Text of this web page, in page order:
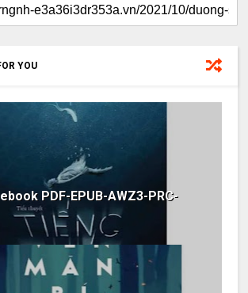
YOU
PDF-EPUB-AWZ3-PRC-